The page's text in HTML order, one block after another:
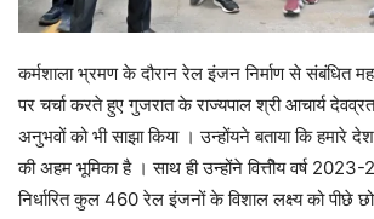
कर्मशाला भ्रमण के दौरान रेल इंजन निर्माण से संबंधित
पर चर्चा करते हुए गुजरात के राज्यपाल श्री आचार्य
अनुभवों को भी साझा किया । उन्होंयने बताया कि हमारे
की अहम भूमिका है । साथ ही उन्होंने वित्तीेय वर्ष 2023-
निर्धारित कुल 460 रेल इंजनों के विशाल लक्ष्य को पीछे